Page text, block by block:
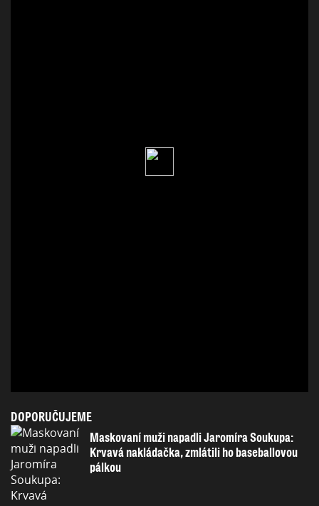
DOPORUČUJEME
Maskovaní muži napadli Jaromíra Soukupa:
Krvavá nakládačka, zmlátili ho baseballovou
pálkou